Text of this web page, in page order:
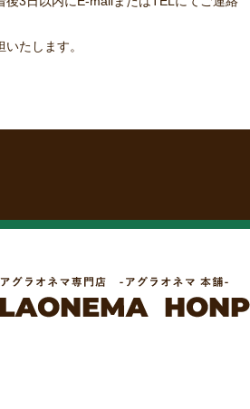
たします。